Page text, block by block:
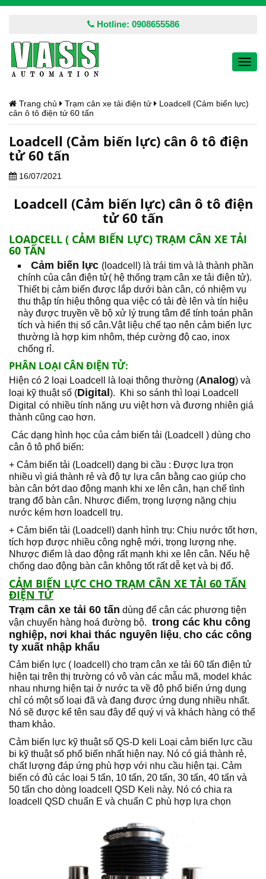
Hotline: 0908655586
Trang chủ Trạm cân xe tải điện tử
Loadcell (Cảm biến lực)
cân ô tô điện tử 60 tấn
Loadcell (Cảm biến lực) cân ô tô điện
tử 60 tấn
16/07/2021
Loadcell (Cảm biến lực) cân ô tô điện
tử 60 tấn
LOADCELL ( CẢM BIẾN LỰC) TRẠM CÂN XE TẢI
60 TẤN
Cảm biến lực (loadcell) là trái tim và là thành phần
chính của cân điện tử( hệ thống trạm cân xe tải điện tử).
Thiết bị cảm biến được lắp dưới bàn cân, có nhiệm vụ
thu thập tín hiệu thông qua việc có tải đè lên và tín hiệu
này được truyền về bộ xử lý trung tâm để tính toán phân
tích và hiển thị số cân.Vật liệu chế tạo nên cảm biến lực
thường là hợp kim nhôm, thép cường độ cao, inox
chống rỉ.
PHÂN LOẠI CÂN ĐIỆN TỬ:
Hiện có 2 loại Loadcell là loại thông thường (Analog) và
loại kỹ thuật số (Digital ). Khi so sánh thì loại Loadcell
Digital có nhiều tính năng ưu việt hơn và đương nhiên giá
thành cũng cao hơn.
Các dạng hình học của cảm biến tải (Loadcell ) dùng cho
cân ô tô phổ biến:
+ Cảm biến tải (Loadcell) dạng bi cầu : Được lựa trọn
nhiều vì giá thành rẻ và độ tự lựa cân bằng cao giúp cho
bàn cân bớt dao động mạnh khi xe lên cân, hạn chế tình
trạng đổ bàn cân. Nhược điểm, trọng lượng nặng chịu
nước kém hơn loadcell trụ.
+ Cảm biến tải (Loadcell) dạnh hình trụ: Chịu nước tốt hơn,
tích hợp được nhiều công nghệ mới, trọng lượng nhẹ.
Nhược điểm là dao động rất mạnh khi xe lên cân. Nếu hệ
chống dao động bàn cân không tốt rất dễ kẹt và bị đổ.
CẢM BIẾN LỰC CHO TRẠM CÂN XE TẢI 60 TẤN
ĐIỆN TỬ
Trạm cân xe tải 60 tấn dùng để cân các phương tiện
vận chuyển hàng hoá đường bộ. trong các khu công
nghiệp, nơi khai thác nguyên liệu, cho các công
ty xuất nhập khẩu
Cảm biến lực ( loadcell) cho trạm cân xe tải 60 tấn điện tử
hiện tại trên thị trường có vô vàn các mẫu mã, model khác
nhau nhưng hiện tại ở nước ta về độ phổ biến ứng dụng
chỉ có một số loại đã và đang được ứng dụng nhiều nhất.
Nó sẽ được kể tên sau đây để quý vị và khách hàng có thể
tham khảo.
Cảm biến lực kỹ thuật số QS-D keli Loại cảm biến lực cầu
bi kỹ thuật số phổ biến nhất hiện nay. Nó có giá thành rẻ,
chất lượng đáp ứng phù hợp với nhu cầu hiện tại. Cảm
biến có đủ các loại 5 tấn, 10 tấn, 20 tấn, 30 tấn, 40 tấn và
50 tấn cho dòng loadcell QSD Keli này. Nó có chia ra
loadcell QSD chuẩn E và chuẩn C phù hợp lựa chọn